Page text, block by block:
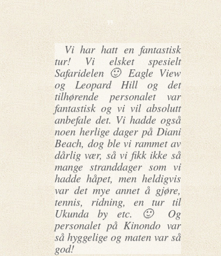
Vi har hatt en fantastisk
tur! Vi elsket spesielt
Safaridelen 🙂 Eagle View
og Leopard Hill og det
tilhørende personalet var
fantastisk og vi vil absolutt
anbefale det. Vi hadde også
noen herlige dager på Diani
Beach, dog ble vi rammet av
dårlig vær, så vi fikk ikke så
mange stranddager som vi
hadde håpet, men heldigvis
var det mye annet å gjøre,
tennis, ridning, en tur til
Ukunda by etc. 🙂 Og
personalet på Kinondo var
så hyggelige og maten var så
god!